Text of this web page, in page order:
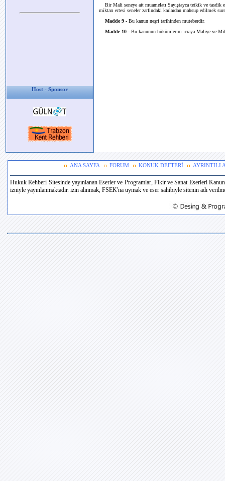
Host - Sponsor
Bir Mali seneye ait muamelatı Sayıştayca tetkik ve tasdik
miktarı ertesi seneler zarfındaki karlardan mahsup edilmek
Madde 9 - Bu kanun neşri tarihinden muteberdir.
Madde 10 - Bu kanunun hükümlerini icraya Maliye ve
ANA SAYFA FORUM KONUK DEFTERİ AYRINTILI
Hukuk Rehberi Sitesinde yayınlanan Eserler ve Programlar, Fikir ve Sanat Eserleri
izniyle yayınlanmaktadır. izin alınmak, FSEK'na uymak ve eser sahibiyle sitenin adı